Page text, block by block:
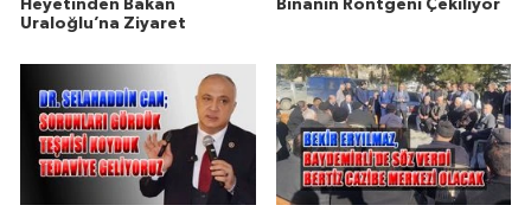
Heyetinden Bakan
Uraloğlu’na Ziyaret
Binanın Röntgeni Çekiliyor